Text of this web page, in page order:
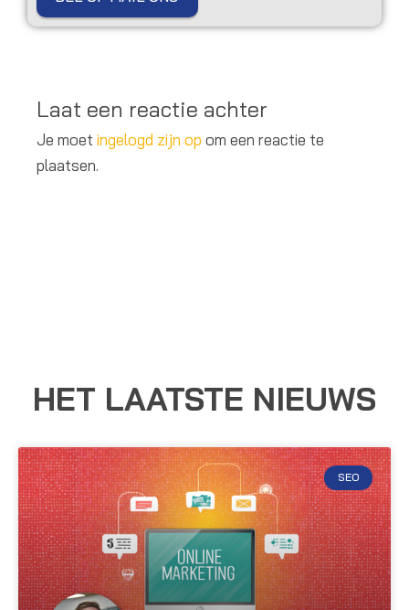
Laat een reactie achter
Je moet ingelogd zijn op om een reactie te
plaatsen.
HET LAATSTE NIEUWS
SEO